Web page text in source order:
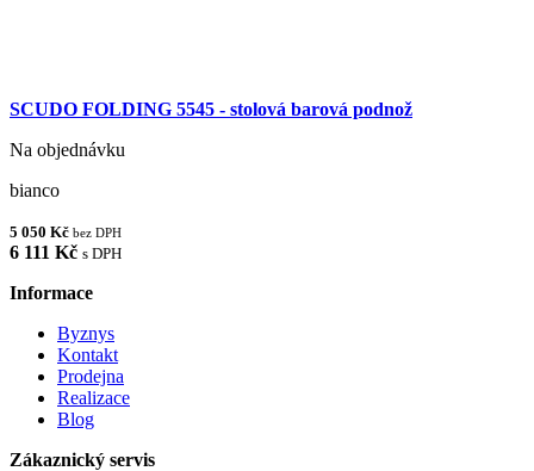
SCUDO FOLDING 5545 - stolová barová podnož
Na objednávku
bianco
5 050 Kč bez DPH
6 111 Kč s DPH
Informace
Byznys
Kontakt
Prodejna
Realizace
Blog
Zákaznický servis